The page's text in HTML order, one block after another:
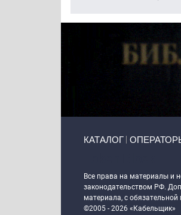
КАТАЛОГ
Все права на материалы и
законодательством РФ.
материала, с
©2005 - 2026 «Кабельщик»